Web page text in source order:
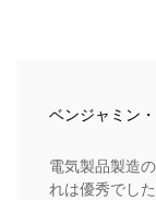
ベンジャミン
電気製品製造
れは優秀でし